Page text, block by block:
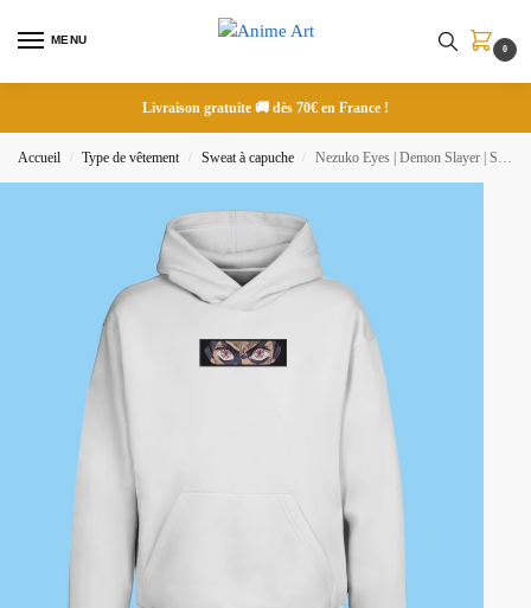
MENU
0
Livraison gratuite 🚚 dès 70€ en France !
Accueil / Type de vêtement / Sweat à capuche / Nezuko Eyes | Demon Slayer | Sweat à capuche brodé